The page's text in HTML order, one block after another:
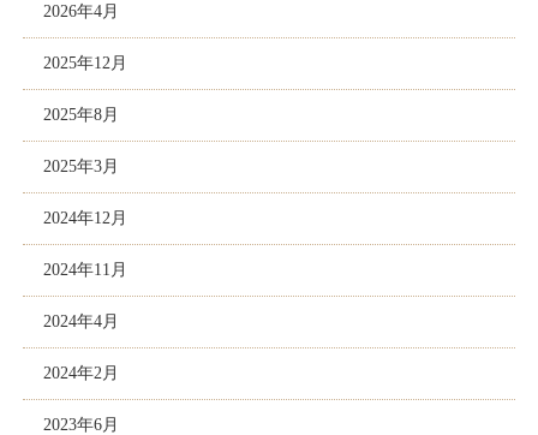
2026年4月
2025年12月
2025年8月
2025年3月
2024年12月
2024年11月
2024年4月
2024年2月
2023年6月